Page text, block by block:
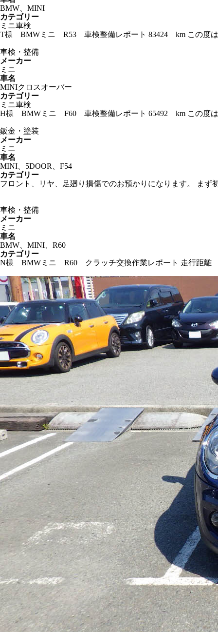
BMW、MINI
カテゴリー
ミニ車検
T様 BMWミニ R53 車検整備レポート 83424 km この度は
車検・整備
メーカー
ミニ
車名
MINIクロスオーバー
カテゴリー
ミニ車検
H様 BMWミニ F60 車検整備レポート 65492 km この度は
鈑金・塗装
メーカー
ミニ
車名
MINI、5DOOR、F54
カテゴリー
フロント、リヤ、足廻り損傷でのお預かりになります。 ま
車検・整備
メーカー
ミニ
車名
BMW、MINI、R60
カテゴリー
N様 BMWミニ R60 クラッチ交換作業レポート 走行距離